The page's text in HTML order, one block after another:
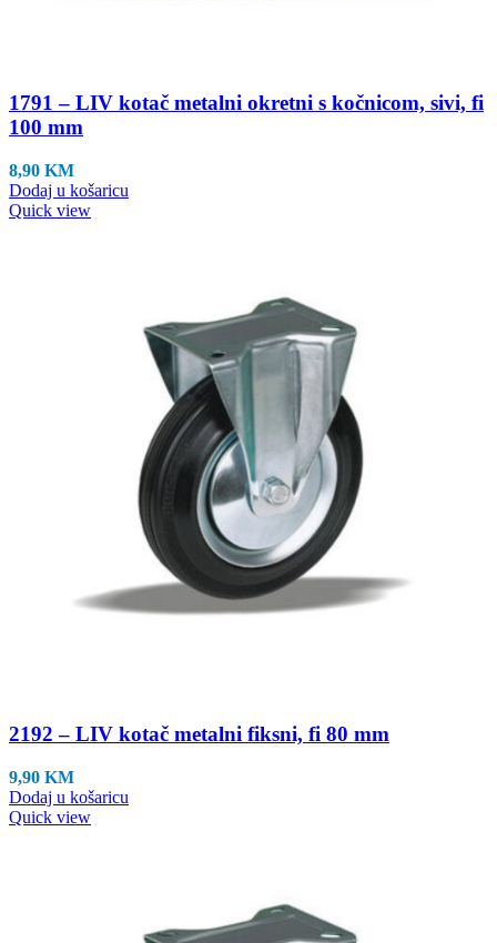
1791 – LIV kotač metalni okretni s kočnicom, sivi, fi
100 mm
8,90 KM
Dodaj u košaricu
Quick view
2192 – LIV kotač metalni fiksni, fi 80 mm
9,90 KM
Dodaj u košaricu
Quick view